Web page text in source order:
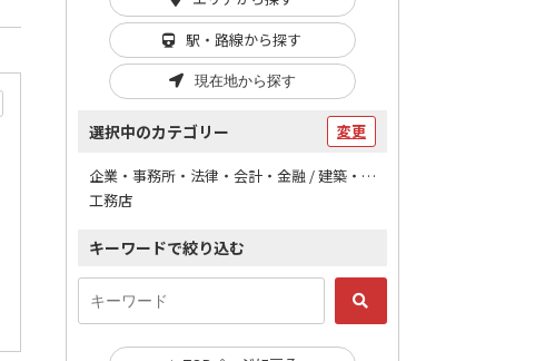
駅・路線から探す
現在地から探す
選択中のカテゴリー 変更
企業・事務所・法律・会計・金融 / 建築・建設
工務店
キーワードで絞り込む